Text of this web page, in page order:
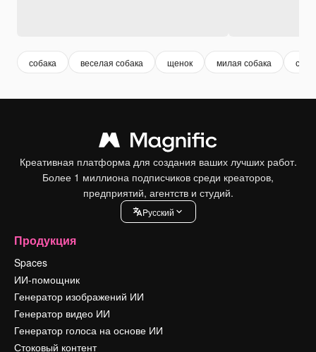
собака веселая собака щенок милая собака
Креативная платформа для создания ваших лучших работ.
Более 1 миллиона подписчиков среди креаторов,
предприятий, агентств и студий.
Pусский
Продукция
Spaces
ИИ-помощник
Генератор изображений ИИ
Генератор видео ИИ
Генератор голоса на основе ИИ
Стоковый контент